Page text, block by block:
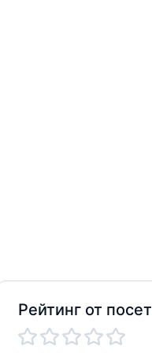
Рейтинг от